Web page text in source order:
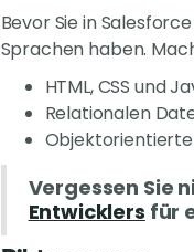
Bevor Sie in
Sprachen haben.
HTML, CSS und
Relationalen
Vergessen Sie
Entwicklers für